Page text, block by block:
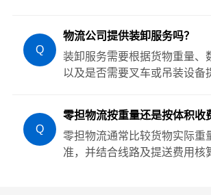
Q
物流公司提供装卸服务吗？
装卸服务需要根据货物重量、
以及是否需要叉车或吊装设备
Q
零担物流按重量还是按体积收
零担物流通常比较货物实际重
准，并结合线路及提送费用核